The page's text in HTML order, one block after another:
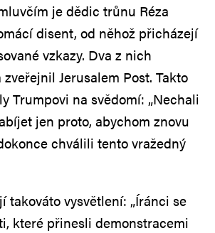
je dědic trůnu Réza
disent, od něhož přicházejí
vzkazy. Dva z nich
Jerusalem Post. Takto
Trumpovi na svědomí: „Nechali
jen proto, abychom znovu
chválili tento vražedný
takováto vysvětlení: „Íránci se
které přinesli demonstracemi